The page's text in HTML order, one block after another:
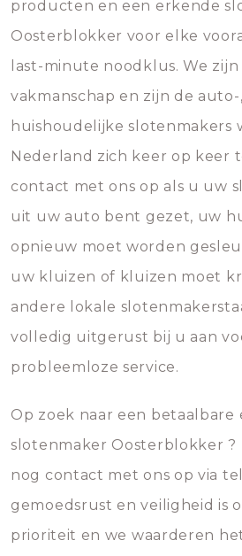
producten en een erkende
Oosterblokker voor elke
last-minute noodklus. We
vakmanschap en zijn de
huishoudelijke slotenmakers
Nederland zich keer op keer
contact met ons op als u uw
uit uw auto bent gezet, uw
opnieuw moet worden
uw kluizen of kluizen moet
andere lokale
volledig uitgerust bij u aan
probleemloze service.
Op zoek naar een betaalbare
slotenmaker Oosterblokker ?
nog contact met ons op via
gemoedsrust en veiligheid is
prioriteit en we waarderen